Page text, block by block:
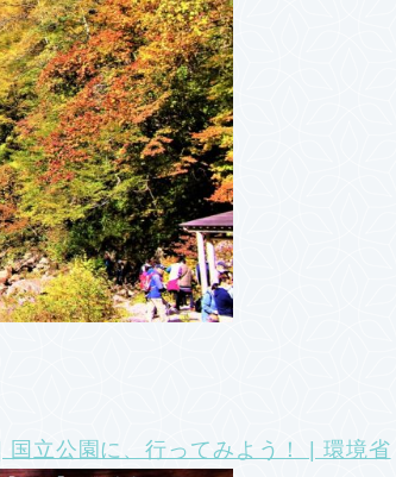
立公園に、行ってみよう！ | 環境省